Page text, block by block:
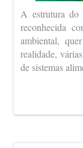
A estrutura do
reconhecida
ambiental,
realidade,
de sistemas